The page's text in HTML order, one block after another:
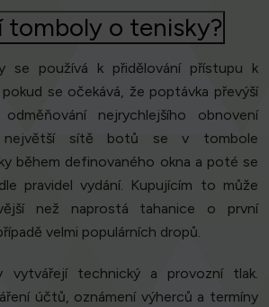
tomboly o tenisky?
se používá k přidělování přístupu k
se očekává, že poptávka převýší
nejrychlejšího obnovení
největší sítě botů se v tombole
během definovaného okna a poté se
pravidel vydání. Kupujícím to může
než naprostá tahanice o první
velmi populárních dropů.
technický a provozní tlak.
účtů, oznámení výherců a termíny